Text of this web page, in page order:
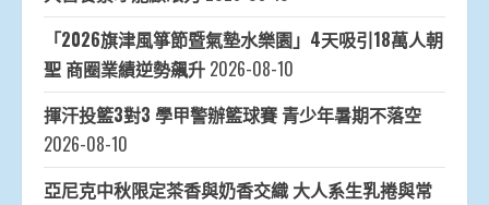
「2026旗津風箏節暨氣墊水樂園」4天吸引18萬人朝
聖 商圈業績逆勢飆升 2026-08-10
揮汗投籃3對3 學甲警辦籃球賽 青少年暑期不落空
2026-08-10
亞尼克中秋限定茶香與奶香交織 大人系生乳捲與常